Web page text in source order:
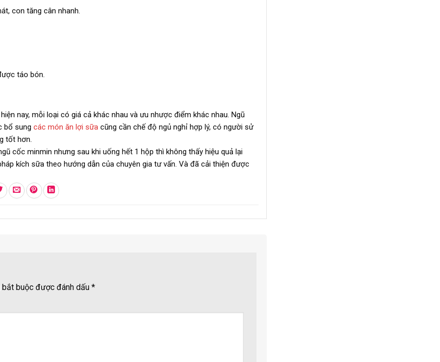
con tăng cân nhanh.
táo bón.
nay, mỗi loại có giá cả khác nhau và ưu nhược điểm khác nhau. Ngũ
bổ sung các món ăn lợi sữa cũng cần chế độ ngủ nghỉ hợp lý, có người sử
tốt hơn.
cốc minmin nhưng sau khi uống hết 1 hộp thì không thấy hiệu quả lại
kích sữa theo hướng dẫn của chuyên gia tư vấn. Và đã cải thiện được
bắt buộc được đánh dấu *